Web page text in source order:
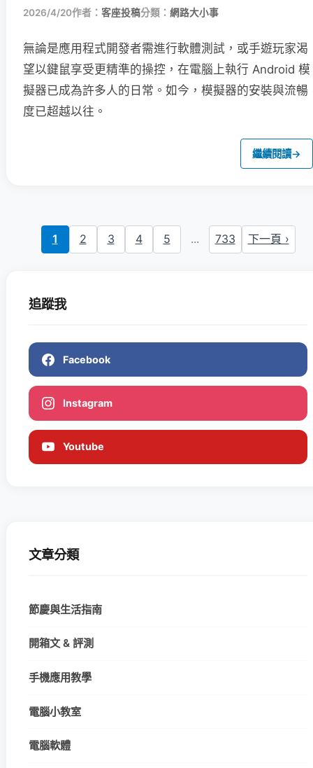
2026/4/20作者： 客座投稿分類： 網路大小事
無論是應用程式開發者需進行軟體測試，或手遊玩家渴
望以鍵鼠享受更精準的操控，在電腦上執行 Android 模
擬器已成為許多人的日常。如今，模擬器的安裝與流暢
度已超越以往。
繼續閱讀→
1 2 3 4 5 ... 733 下一頁 ›
追蹤我
Facebook
Instagram
Youtube
文章分類
節慶與生活指南
開箱文 & 評測
手機應用教學
電腦小教室
電腦軟體